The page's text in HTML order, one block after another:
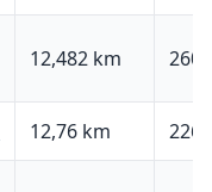
12,482 km
12,76 km